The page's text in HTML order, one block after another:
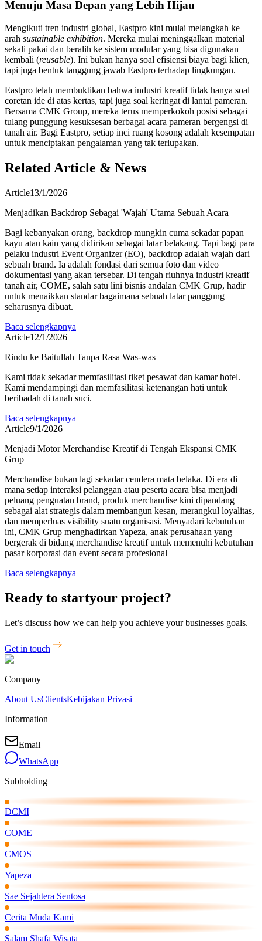
Menuju Masa Depan yang Lebih Hijau
Mengikuti tren industri global, Eastpro kini mulai melangkah ke
arah sustainable exhibition. Mereka mulai meninggalkan material
sekali pakai dan beralih ke sistem modular yang bisa digunakan
kembali (reusable). Ini bukan hanya soal efisiensi biaya bagi klien,
tapi juga bentuk tanggung jawab Eastpro terhadap lingkungan.
Eastpro telah membuktikan bahwa industri kreatif tidak hanya soal
coretan ide di atas kertas, tapi juga soal keringat di lantai pameran.
Bersama CMK Group, mereka terus memperkokoh posisi sebagai
tulang punggung kesuksesan berbagai acara pameran bergengsi di
tanah air. Bagi Eastpro, setiap inci ruang kosong adalah kesempatan
untuk menciptakan pengalaman yang tak terlupakan.
Related Article & News
Article13/1/2026
Menjadikan Backdrop Sebagai 'Wajah' Utama Sebuah Acara
Bagi kebanyakan orang, backdrop mungkin cuma sekadar papan
kayu atau kain yang didirikan sebagai latar belakang. Tapi bagi para
pelaku industri Event Organizer (EO), backdrop adalah wajah dari
sebuah brand. Ia adalah fondasi dari semua foto dan video
dokumentasi yang akan tersebar. Di tengah riuhnya industri kreatif
tanah air, COME, salah satu lini bisnis andalan CMK Grup, hadir
untuk menaikkan standar bagaimana sebuah latar panggung
seharusnya dibuat.
Baca selengkapnya
Article12/1/2026
Rindu ke Baitullah Tanpa Rasa Was-was
Kami tidak sekadar memfasilitasi tiket pesawat dan kamar hotel.
Kami mendampingi dan memfasilitasi ketenangan hati untuk
beribadah di tanah suci.
Baca selengkapnya
Article9/1/2026
Menjadi Motor Merchandise Kreatif di Tengah Ekspansi CMK
Grup
Merchandise bukan lagi sekadar cendera mata belaka. Di era di
mana setiap interaksi pelanggan atau peserta acara bisa menjadi
peluang penguatan brand, produk merchandise kini dipandang
sebagai alat strategis dalam membangun kesan, merangkul loyalitas,
dan memperluas visibility suatu organisasi. Menyadari kebutuhan
ini, CMK Grup menghadirkan Yapeza, anak perusahaan yang
bergerak di bidang merchandise kreatif untuk memenuhi kebutuhan
pasar korporasi dan event secara profesional
Baca selengkapnya
Ready to startyour project?
Let’s discuss how we can help you achieve your businesses goals.
Get in touch
Company
About UsClientsKebijakan Privasi
Information
Email
WhatsApp
Subholding
DCMI
COME
CMOS
Yapeza
Sae Sejahtera Sentosa
Cerita Muda Kami
Salam Shafa Wisata